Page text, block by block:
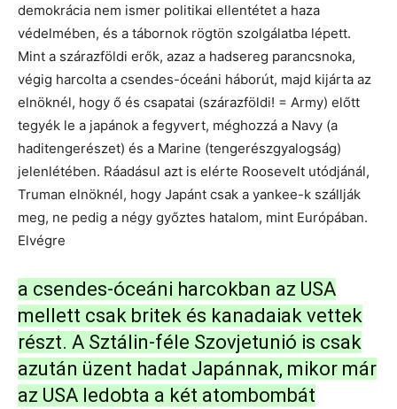
demokrácia nem ismer politikai ellentétet a haza
védelmében, és a tábornok rögtön szolgálatba lépett.
Mint a szárazföldi erők, azaz a hadsereg parancsnoka,
végig harcolta a csendes-óceáni háborút, majd kijárta az
elnöknél, hogy ő és csapatai (szárazföldi! = Army) előtt
tegyék le a japánok a fegyvert, méghozzá a Navy (a
haditengerészet) és a Marine (tengerészgyalogság)
jelenlétében. Ráadásul azt is elérte Roosevelt utódjánál,
Truman elnöknél, hogy Japánt csak a yankee-k szállják
meg, ne pedig a négy győztes hatalom, mint Európában.
Elvégre
a csendes-óceáni harcokban az USA
mellett csak britek és kanadaiak vettek
részt. A Sztálin-féle Szovjetunió is csak
azután üzent hadat Japánnak, mikor már
az USA ledobta a két atombombát